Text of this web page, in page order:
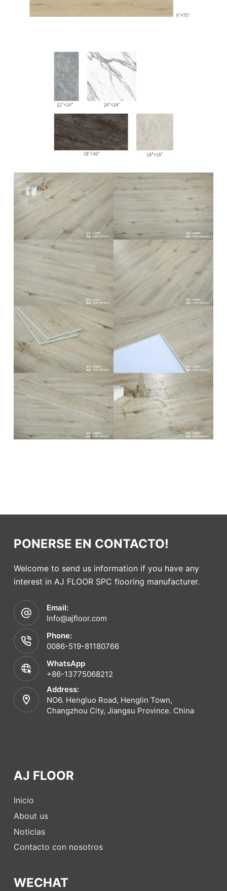
PONERSE EN CONTACTO!
Welcome to send us information if you have any
interest in AJ FLOOR SPC flooring manufacturer.
Email:
Info@ajfloor.com
Phone:
0086-519-81180766
WhatsApp
+86-13775068212
Address:
NO6. Hengluo Road, Henglin Town,
Changzhou City, Jiangsu Province. China
AJ FLOOR
Inicio
About us
Noticias
Contacto con nosotros
WECHAT